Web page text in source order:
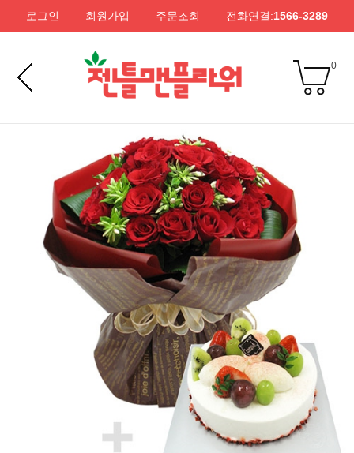
로그인 회원가입 주문조회 전화연결:1566-3289
0